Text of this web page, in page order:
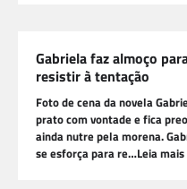
Gabriela faz almoço
resistir à tentação
Foto de cena da novela
prato com vontade e fica
ainda nutre pela morena.
se esforça para re…Leia mais